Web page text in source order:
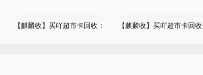
【麒麟收】买吖超市卡回收：
【麒麟收】买吖超市卡回